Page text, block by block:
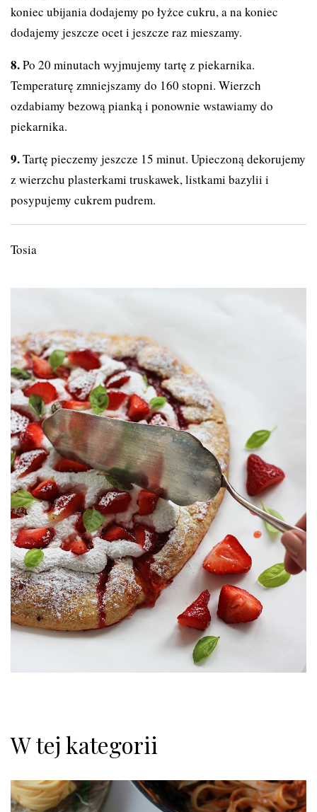
koniec ubijania dodajemy po łyżce cukru, a na koniec
dodajemy jeszcze ocet i jeszcze raz mieszamy.
Po 20 minutach wyjmujemy tartę z piekarnika.
Temperaturę zmniejszamy do 160 stopni. Wierzch
ozdabiamy bezową pianką i ponownie wstawiamy do
piekarnika.
Tartę pieczemy jeszcze 15 minut. Upieczoną dekorujemy
z wierzchu plasterkami truskawek, listkami bazylii i
posypujemy cukrem pudrem.
Tosia
W tej kategorii